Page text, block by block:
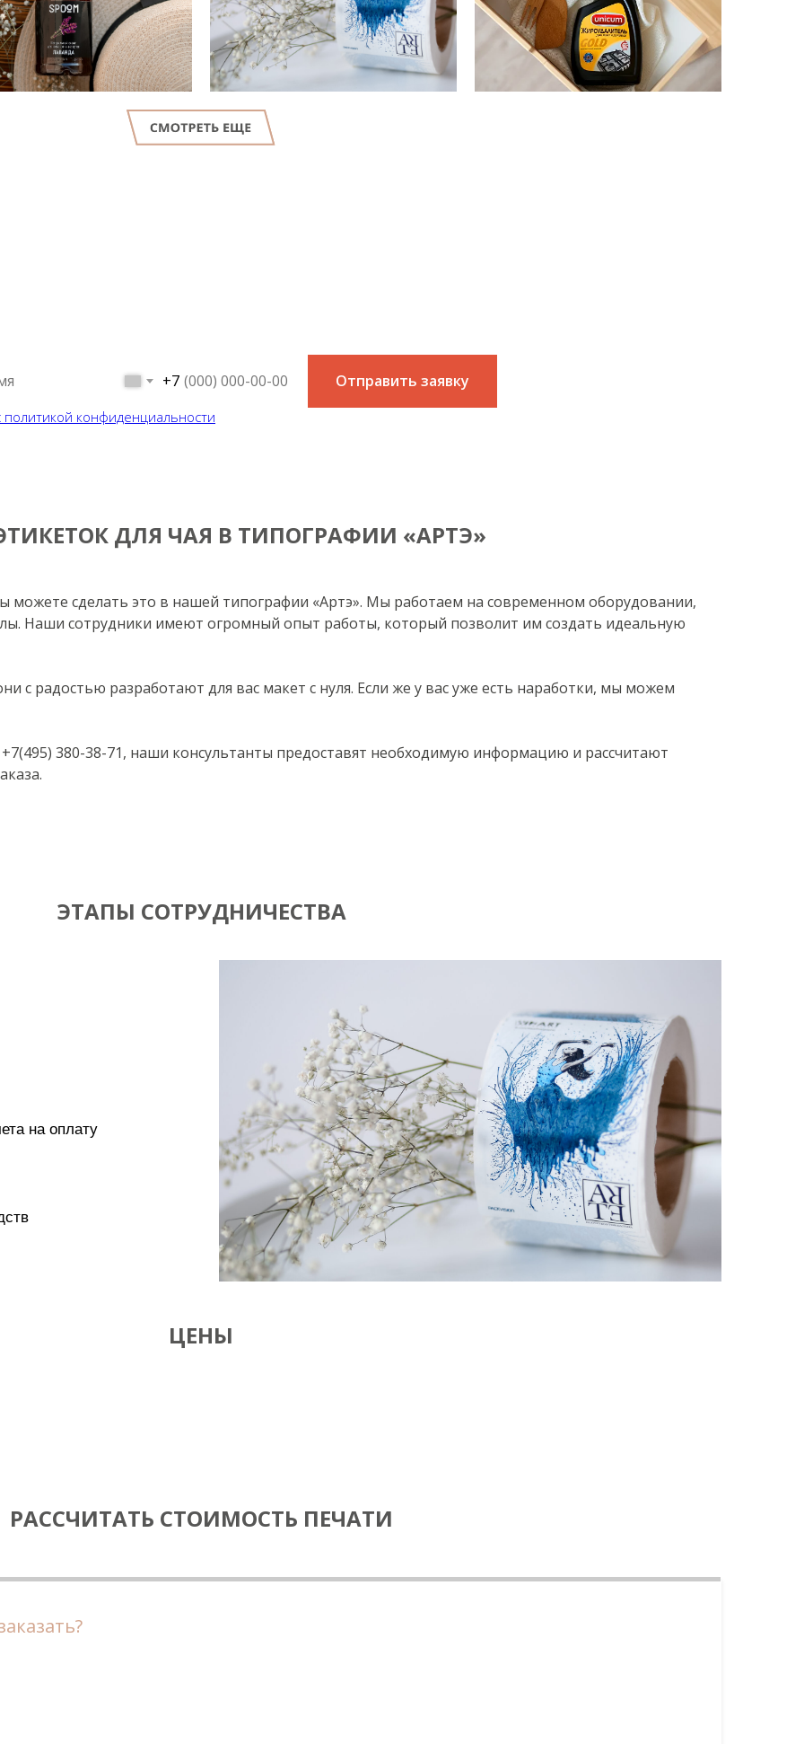
LET'S GO!
+7
политикой конфиденциальности
Отправить заявку
ДЛЯ ЧАЯ В ТИПОГРАФИИ «АРТЭ»
можете сделать это в нашей типографии «Артэ». Мы работаем на современном оборудовании,
Наши сотрудники имеют огромный опыт работы, который позволит им создать идеальную
с радостью разработают для вас макет с нуля. Если же у вас уже есть наработки, мы можем
380-38-71, наши консультанты предоставят необходимую информацию и рассчитают
ЭТАПЫ СОТРУДНИЧЕСТВА
на оплату
ЦЕНЫ
РАССЧИТАТЬ СТОИМОСТЬ ПЕЧАТИ